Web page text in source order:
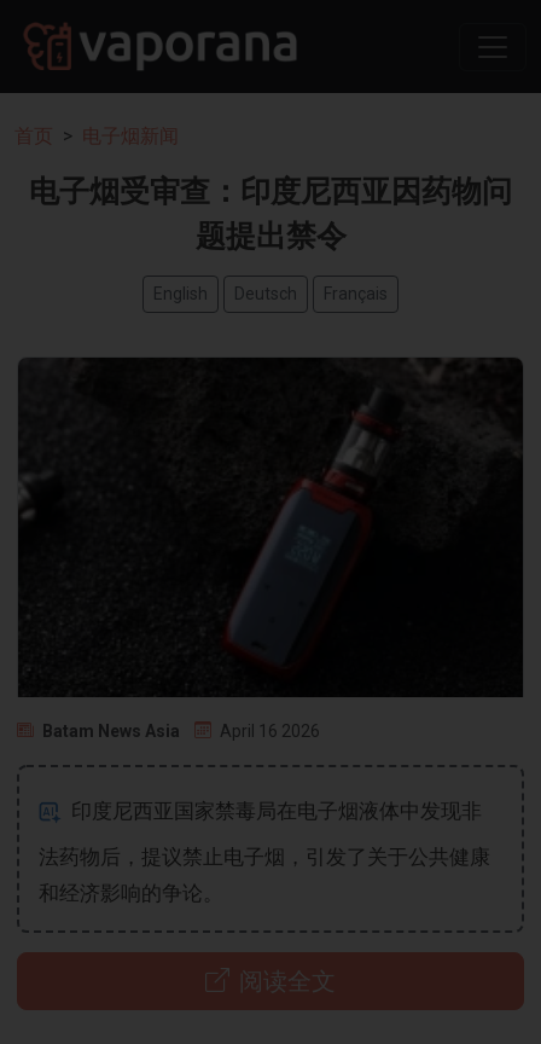
首页 电子烟新闻
电子烟受审查：印度尼西亚因药物问
题提出禁令
English Deutsch Français
Batam News Asia April 16 2026
印度尼西亚国家禁毒局在电子烟液体中发现非
法药物后，提议禁止电子烟，引发了关于公共健康
和经济影响的争论。
阅读全文